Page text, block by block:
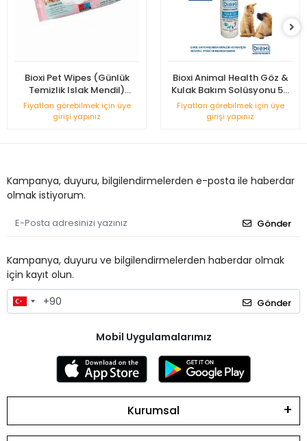
Bioxi Pet Wipes (Günlük
Temizlik Islak Mendil)
Kapaklı - 60'lı Paket
Fiyatları görebilmek için üye
girişi yapınız
Bioxi Animal Health Göz &
Kulak Bakım Solüsyonu 50
ml
Fiyatları görebilmek için üye
girişi yapınız
Kampanya, duyuru, bilgilendirmelerden e-posta ile haberdar
olmak istiyorum.
Gönder
Kampanya, duyuru ve bilgilendirmelerden haberdar olmak
için kayıt olun.
Gönder
Mobil Uygulamalarımız
Kurumsal